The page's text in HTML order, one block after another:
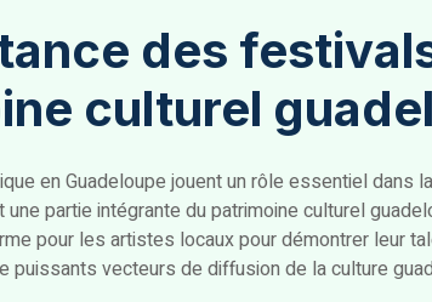
des
culturel
en Guadeloupe jouent un rôle essentiel dans
partie intégrante du patrimoine culturel
pour les artistes locaux pour démontrer leur
puissants vecteurs de diffusion de la culture